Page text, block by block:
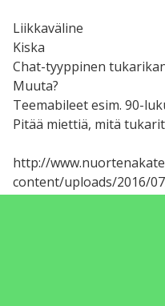
Liikkaväline
Kiska
Chat-tyyppinen
Muuta?
Teemabileet esim. 90-
Pitää miettiä, mitä
http://
content/uploads/2016/